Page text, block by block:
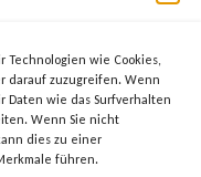
Technologien wie Cookies,
darauf zuzugreifen. Wenn
Daten wie das Surfverhalten
Wenn Sie nicht
dies zu einer
führen.
00